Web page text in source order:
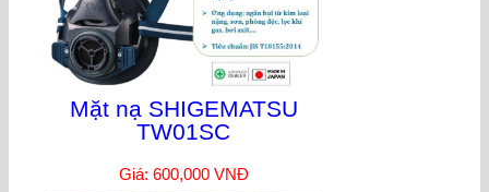
Mặt nạ SHIGEMATSU
TW01SC
Giá: 600,000 VNĐ